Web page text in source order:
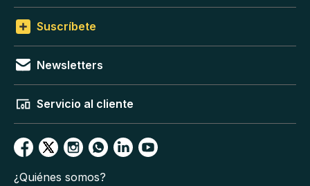
Suscríbete
Newsletters
Servicio al cliente
¿Quiénes somos?